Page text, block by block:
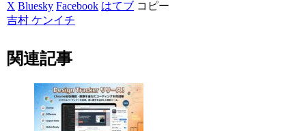
X Bluesky Facebook はてブ コピー
吉村 ケンイチ
関連記事